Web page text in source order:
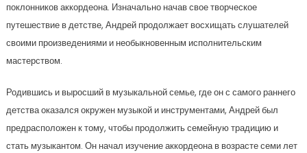
поклонников аккордеона. Изначально начав свое творческое
путешествие в детстве, Андрей продолжает восхищать слушателей
своими произведениями и необыкновенным исполнительским
мастерством.
Родившись и выросший в музыкальной семье, где он с самого раннего
детства оказался окружен музыкой и инструментами, Андрей был
предрасположен к тому, чтобы продолжить семейную традицию и
стать музыкантом. Он начал изучение аккордеона в возрасте семи лет